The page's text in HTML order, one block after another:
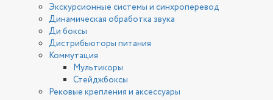
Экскурсионные системы и синхроперевод
Динамическая обработка звука
Ди боксы
Дистрибьюторы питания
Коммутация
Мультикоры
Стейджбоксы
Рековые крепления и аксессуары